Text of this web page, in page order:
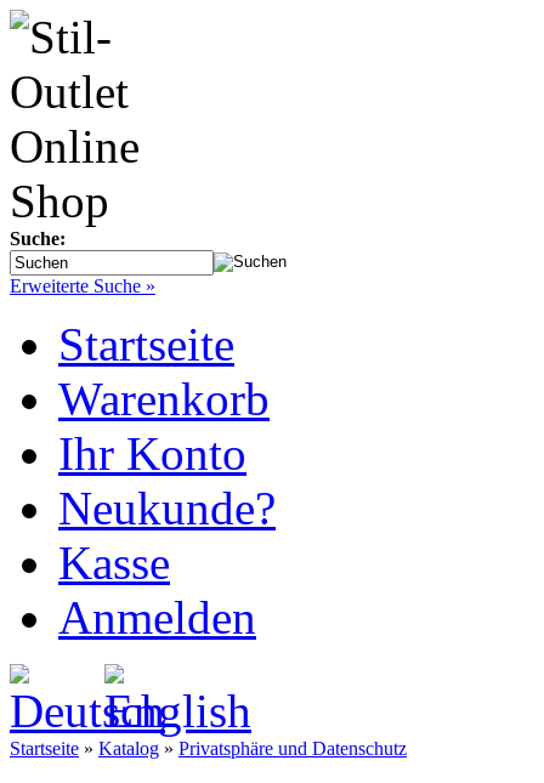
Suche:
Erweiterte Suche »
Startseite
Warenkorb
Ihr Konto
Neukunde?
Kasse
Anmelden
Startseite » Katalog » Privatsphäre und Datenschutz